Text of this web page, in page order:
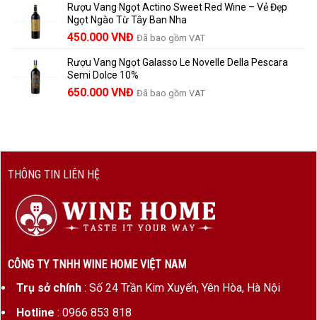
là:
1.529.000 VNĐ.
tại
là:
1.390.000 VNĐ.
Rượu Vang Ngọt Actino Sweet Red Wine – Vẻ Đẹp
Ngọt Ngào Từ Tây Ban Nha
450.000 VNĐ Đã bao gồm VAT
Rượu Vang Ngọt Galasso Le Novelle Della Pescara
Semi Dolce 10%
650.000 VNĐ Đã bao gồm VAT
THÔNG TIN LIÊN HỆ
CÔNG TY TNHH WINE HOME VIỆT NAM
Trụ sở chính: Số 24 Trần Kim Xuyến, Yên Hòa, Hà Nội
Hotline : 0966 853 818